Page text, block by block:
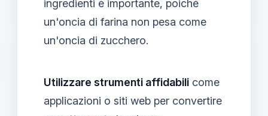
ingredienti è importante, poiché
un'oncia di farina non pesa come
un'oncia di zucchero.
Utilizzare strumenti affidabili come
applicazioni o siti web per convertire